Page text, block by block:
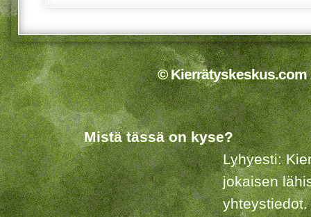
© Kierrätyskeskus.com
Mistä tässä on kyse?
Lyhyesti:
jokaisen